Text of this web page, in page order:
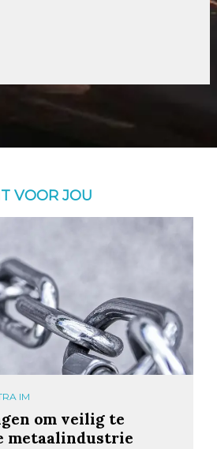
VOOR JOU
IM
om veilig te
metaalindustrie